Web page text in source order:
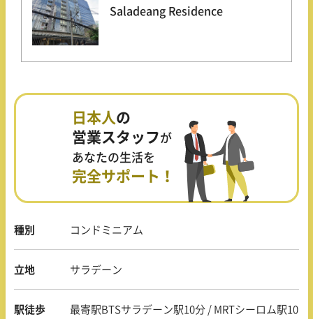
Saladeang Residence
種別 コンドミニアム
立地 サラデーン
駅徒歩
最寄駅BTSサラデーン駅10分 / MRTシーロム駅10
日本人 の
営業スタッフが
あなたの生活を
完全サポート！